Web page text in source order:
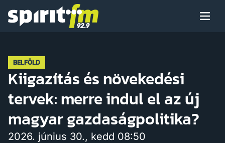
Arcaink
BELFÖLD
Kiigazítás és növekedési
tervek: merre indul el az új
magyar gazdaságpolitika?
2026. június 30., kedd 08:50